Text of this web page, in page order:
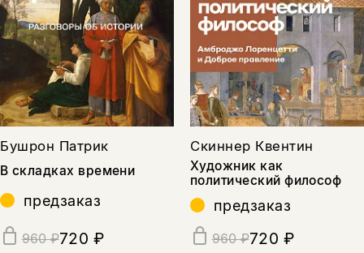
Бушрон Патрик
В складках времени
предзаказ
960 ₽720 ₽
Скиннер Квентин
Художник как
политический философ
предзаказ
960 ₽720 ₽